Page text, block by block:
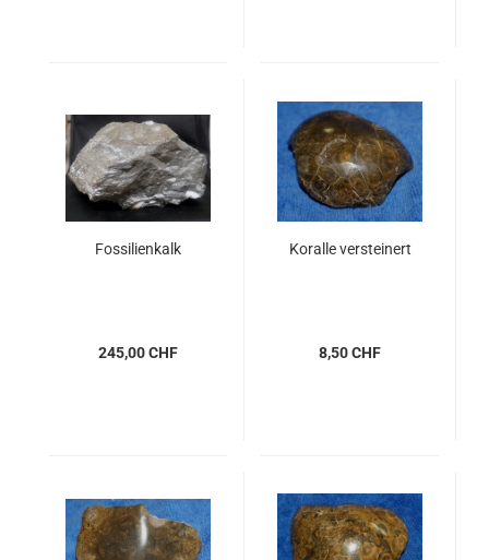
Fossilienkalk
245,00 CHF
Koralle versteinert
8,50 CHF